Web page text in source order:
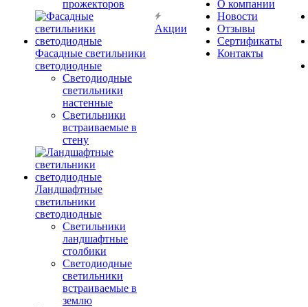
прожекторов
Фасадные светильники
светодиодные
Светодиодные
светильники
настенные
Светильники
встраиваемые в
стену
Ландшафтные
светильники
светодиодные
Светильники
ландшафтные
столбики
Светодиодные
светильники
встраиваемые в
землю
Акции
О компании
Новости
Отзывы
Сертификаты
Контакты